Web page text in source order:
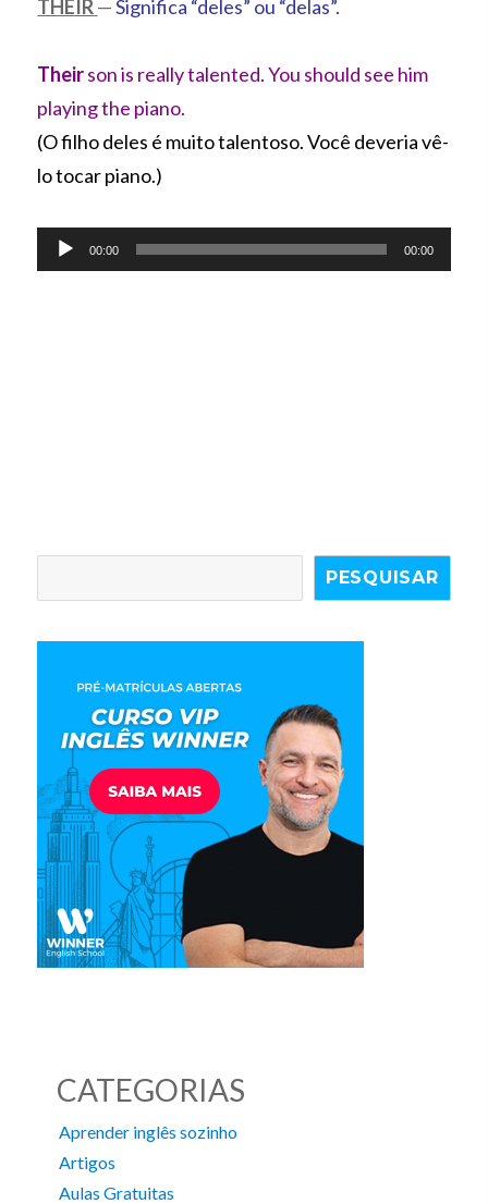
THEIR—Significa “deles” ou “delas”.
Theirson is really talented. You should see him
playing the piano.
(O filho deles é muito talentoso. Você deveria vê-
lo tocar piano.)
Tocador
de
00:00 00:00
PESQUISAR
CATEGORIAS
Aprender inglês sozinho
Artigos
Aulas Gratuitas